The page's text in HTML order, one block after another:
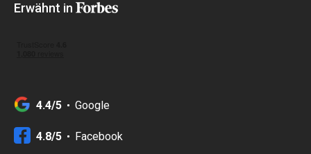
Erwähnt in
4.4/5 Google
4.8/5 Facebook